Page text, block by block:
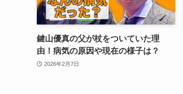
鍵山優真の父が杖をついていた理
由！病気の原因や現在の様子は？
2026年2月7日